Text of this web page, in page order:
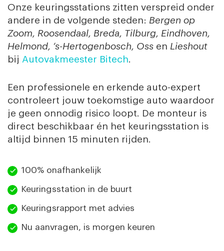
Onze keuringsstations zitten verspreid onder
andere in de volgende steden: Bergen op
Zoom, Roosendaal, Breda, Tilburg, Eindhoven,
Helmond, ‘s-Hertogenbosch, Oss en Lieshout
bij Autovakmeester Bitech.
Een professionele en erkende auto-expert
controleert jouw toekomstige auto waardoor
je geen onnodig risico loopt. De monteur is
direct beschikbaar én het keuringsstation is
altijd binnen 15 minuten rijden.
100% onafhankelijk
Keuringsstation in de buurt
Keuringsrapport met advies
Nu aanvragen, is morgen keuren